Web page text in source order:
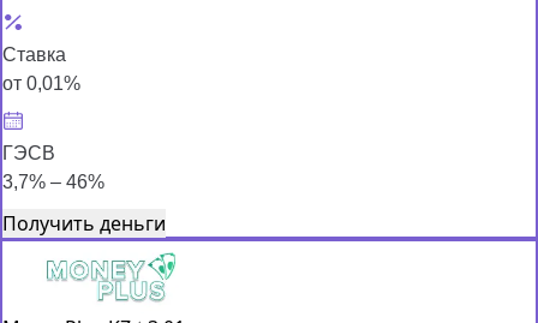
Ставка
от 0,01%
ГЭСВ
3,7% – 46%
Получить деньги